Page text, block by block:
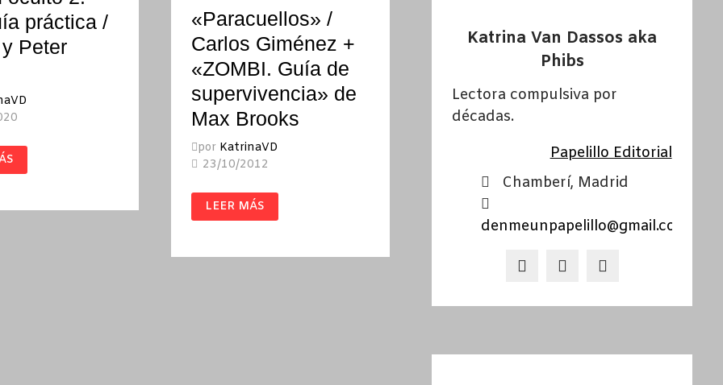
práctica /
Peter
«Paracuellos» /
Carlos Giménez +
«ZOMBI. Guía de
supervivencia» de
Max Brooks
por KatrinaVD
23/10/2012
«PARACUELLOS»
/
CARLOS
«ZOMBI.
LEER MÁS
Katrina Van Dassos aka
Phibs
Lectora compulsiva por
décadas.
Papelillo Editorial
Chamberí, Madrid
denmeunpapelillo@gmail.com